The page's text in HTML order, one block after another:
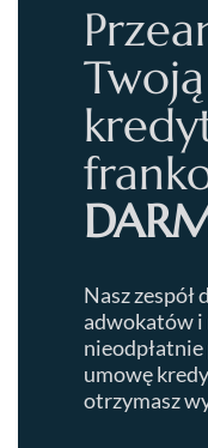
Nasz zespół
adwokatów i
umowę
otrzymasz